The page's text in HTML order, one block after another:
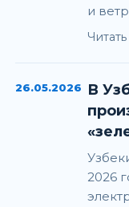
и
26.05.2026
В
2026